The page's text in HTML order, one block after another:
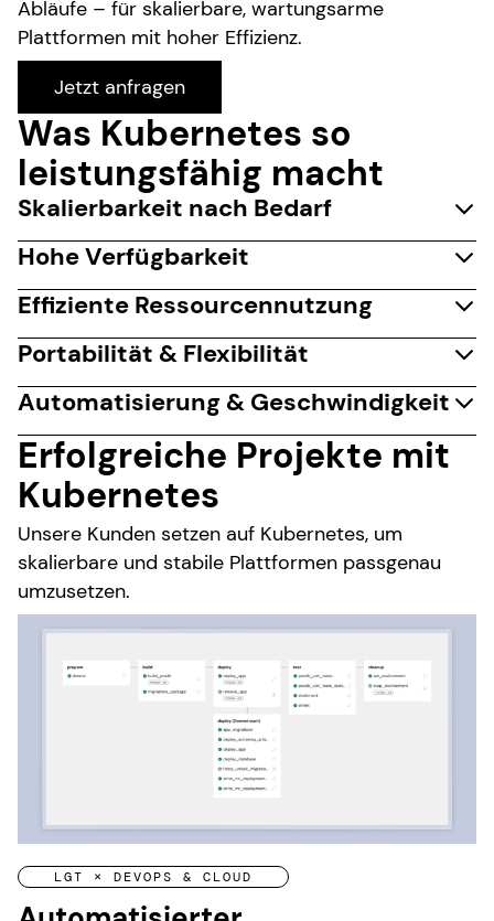
Abläufe – für skalierbare, wartungsarme
Plattformen mit hoher Effizienz.
Jetzt anfragen
Was Kubernetes so
leistungsfähig macht
Skalierbarkeit nach Bedarf
Hohe Verfügbarkeit
Effiziente Ressourcennutzung
Portabilität & Flexibilität
Automatisierung & Geschwindigkeit
Erfolgreiche Projekte mit
Kubernetes
Unsere Kunden setzen auf Kubernetes, um
skalierbare und stabile Plattformen passgenau
umzusetzen.
LGT × DEVOPS & CLOUD